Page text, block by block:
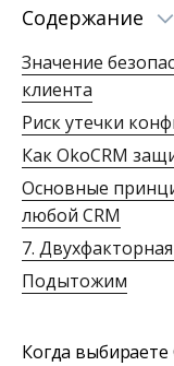
Содержание
Значение
клиента
Риск утечки
Как OkoCRM
Основные
любой CRM
7.
Подытожим
Когда